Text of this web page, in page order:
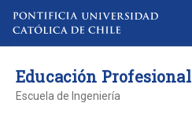
Educación Profesional
Escuela de Ingeniería